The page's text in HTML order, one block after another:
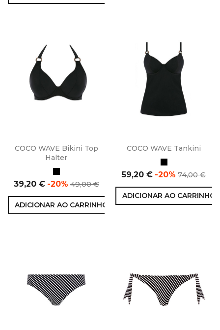
COCO WAVE Bikini Top
Halter
Preço
39,20 € -20% Preço
49,00 €
ADICIONAR AO CARRINHO
COCO WAVE Tankini
Preço
59,20 € -20% Preço
74,00 €
ADICIONAR AO CARRINHO